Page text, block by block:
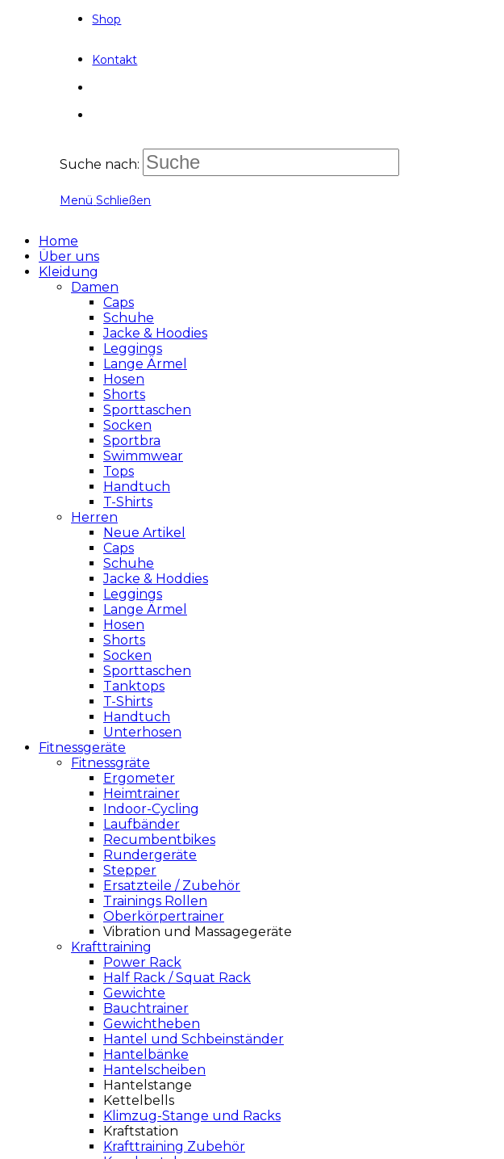
Shop
Kontakt
Suche nach:
Menü Schließen
Home
Über uns
Kleidung
Damen
Caps
Schuhe
Jacke & Hoodies
Leggings
Lange Ärmel
Hosen
Shorts
Sporttaschen
Socken
Sportbra
Swimmwear
Tops
Handtuch
T-Shirts
Herren
Neue Artikel
Caps
Schuhe
Jacke & Hoddies
Leggings
Lange Ärmel
Hosen
Shorts
Socken
Sporttaschen
Tanktops
T-Shirts
Handtuch
Unterhosen
Fitnessgeräte
Fitnessgräte
Ergometer
Heimtrainer
Indoor-Cycling
Laufbänder
Recumbentbikes
Rundergeräte
Stepper
Ersatzteile / Zubehör
Trainings Rollen
Oberkörpertrainer
Vibration und Massagegeräte
Krafttraining
Power Rack
Half Rack / Squat Rack
Gewichte
Bauchtrainer
Gewichtheben
Hantel und Schbeinständer
Hantelbänke
Hantelscheiben
Hantelstange
Kettelbells
Klimzug-Stange und Racks
Kraftstation
Krafttraining Zubehör